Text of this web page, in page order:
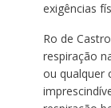
exigências
Ro de
respiração
ou qualquer